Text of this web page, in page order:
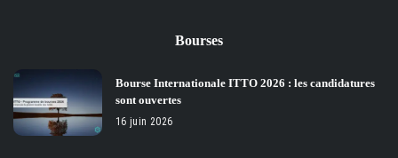
Bourses
Bourse Internationale ITTO 2026 : les candidatures
sont ouvertes
16 juin 2026